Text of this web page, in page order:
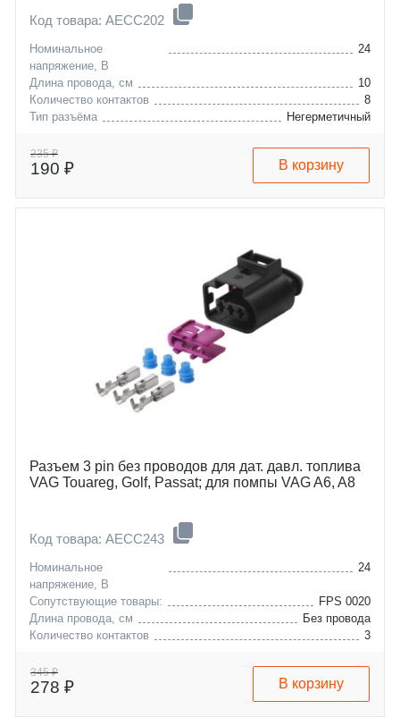
Код товара: AECC202
Номинальное
напряжение, В
24
Длина провода, см
10
Количество контактов
8
Тип разъёма
Негерметичный
235 ₽
190 ₽ В корзину
Разъем 3 pin без проводов для дат. давл. топлива
VAG Touareg, Golf, Passat; для помпы VAG A6, A8
Код товара: AECC243
Номинальное
напряжение, В
24
Сопутствующие товары:
FPS 0020
Длина провода, см
Без провода
Количество контактов
3
seat
a3
skoda
a5
bentley
a6
345 ₽
278 ₽ В корзину